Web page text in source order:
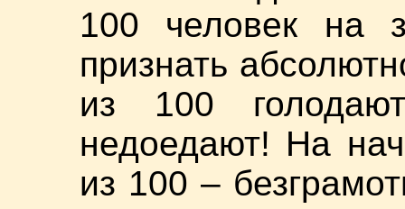
100 человек на
признать
из 100
недоедают! На
из 100 –